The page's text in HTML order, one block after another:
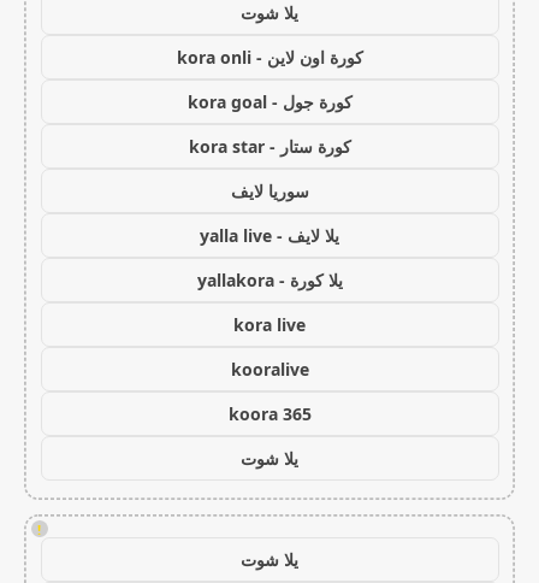
يلا شوت
كورة اون لاين - kora onli
كورة جول - kora goal
كورة ستار - kora star
سوريا لايف
يلا لايف - yalla live
يلا كورة - yallakora
kora live
kooralive
koora 365
يلا شوت
!
يلا شوت